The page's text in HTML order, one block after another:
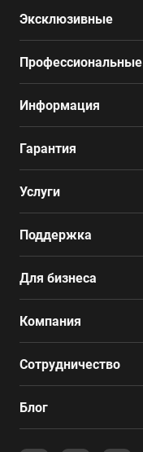
Эксклюзивные
Профессиональные
Информация
Гарантия
Услуги
Поддержка
Для бизнеса
Компания
Сотрудничество
Блог